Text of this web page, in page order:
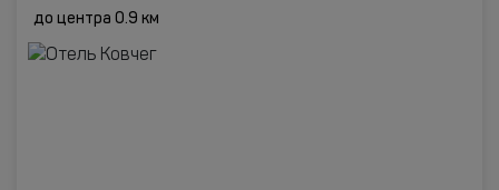
до центра 0.9 км